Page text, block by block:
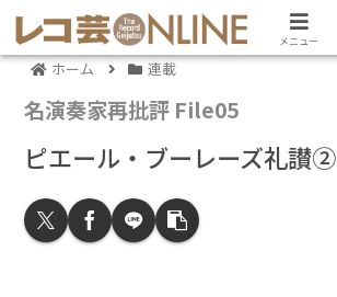
ホーム 連載
名演奏家再批評 File05
ピエール・ブーレーズ礼讃②
メニュー